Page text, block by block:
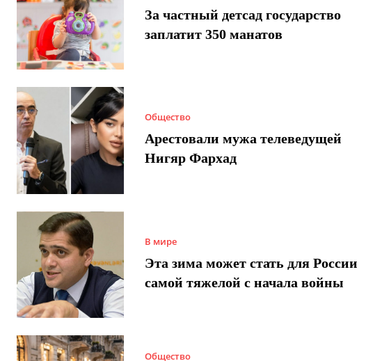
За частный детсад государство
заплатит 350 манатов
Общество
Арестовали мужа телеведущей
Нигяр Фархад
В мире
Эта зима может стать для России
самой тяжелой с начала войны
Общество